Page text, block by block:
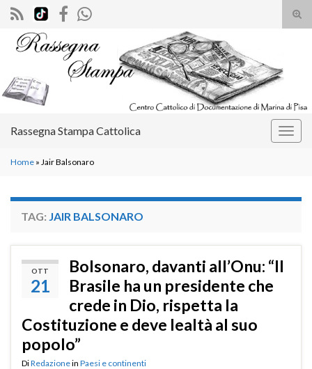
il
Search for:
Rassegna Stampa Cattolica
Home » Jair Balsonaro
TAG: JAIR BALSONARO
OTT
21
Bolsonaro, davanti all’Onu: “Il
Brasile ha un presidente che
crede in Dio, rispetta la
Costituzione e deve lealtà al suo
popolo”
DiRedazionein Paesi e continenti